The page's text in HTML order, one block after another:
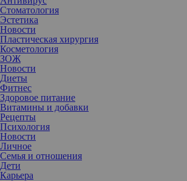
Стоматология
Эстетика
Новости
Пластическая хирургия
Косметология
ЗОЖ
Новости
Диеты
Фитнес
Здоровое питание
Витамины и добавки
Рецепты
Психология
Новости
Личное
Семья и отношения
Дети
Карьера